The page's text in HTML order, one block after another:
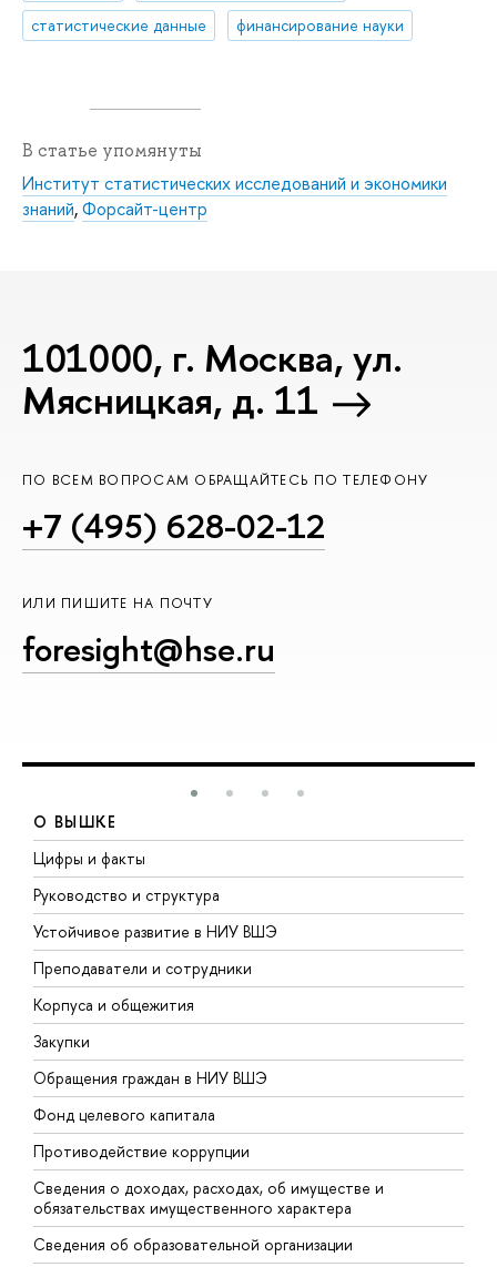
статистические данные
финансирование науки
В статье упомянуты
Институт статистических исследований и экономики
знаний,Форсайт-центр
101000, г. Москва, ул.
Мясницкая, д. 11
ПО ВСЕМ ВОПРОСАМ ОБРАЩАЙТЕСЬ ПО ТЕЛЕФОНУ
+7 (495) 628-02-12
ИЛИ ПИШИТЕ НА ПОЧТУ
foresight@hse.ru
О ВЫШКЕ
Цифры и факты
Руководство и структура
Устойчивое развитие в НИУ ВШЭ
Преподаватели и сотрудники
Корпуса и общежития
Закупки
Обращения граждан в НИУ ВШЭ
Фонд целевого капитала
Противодействие коррупции
Сведения о доходах, расходах, об имуществе и
обязательствах имущественного характера
Сведения об образовательной организации